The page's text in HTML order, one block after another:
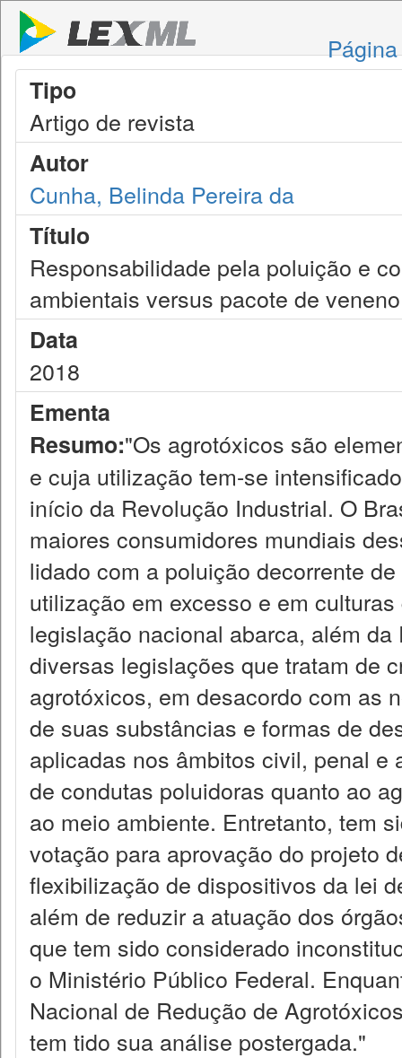
Tipo
Artigo de revista
Autor
Cunha, Belinda Pereira da
Título
Responsabilidade pela poluição e
ambientais versus pacote de veneno
Data
2018
Ementa
Resumo:"Os agrotóxicos são
e cuja utilização tem-se
início da Revolução Industrial. O
maiores consumidores mundiais
lidado com a poluição decorrente
utilização em excesso e em
legislação nacional abarca, além
diversas legislações que tratam de
agrotóxicos, em desacordo com as
de suas substâncias e formas de
aplicadas nos âmbitos civil, penal
de condutas poluidoras quanto ao
ao meio ambiente. Entretanto, tem
votação para aprovação do projeto
flexibilização de dispositivos da lei
além de reduzir a atuação dos
que tem sido considerado
o Ministério Público Federal.
Nacional de Redução de
tem tido sua análise postergada."